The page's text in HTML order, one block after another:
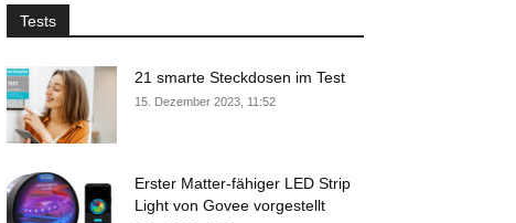
Tests
21 smarte Steckdosen im Test
15. Dezember 2023, 11:52
Erster Matter-fähiger LED Strip
Light von Govee vorgestellt